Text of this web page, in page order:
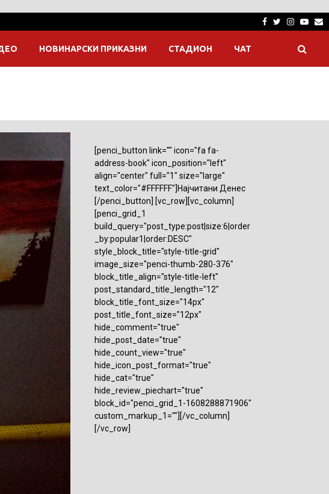
Facebook
Twitter
НОВИНАРСКИ ПРИКАЗНИ СТАДИОН ЧАТ
[penci_button link="" icon="fa fa-
address-book" icon_position="left"
align="center" full="1" size="large"
text_color="#FFFFFF"]Најчитани Денес
[/penci_button] [vc_row][vc_column]
[penci_grid_1
build_query="post_type:post|size:6|order
_by:popular1|order:DESC"
style_block_title="style-title-grid"
image_size="penci-thumb-280-376"
block_title_align="style-title-left"
post_standard_title_length="12"
block_title_font_size="14px"
post_title_font_size="12px"
hide_comment="true"
hide_post_date="true"
hide_count_view="true"
hide_icon_post_format="true"
hide_cat="true"
hide_review_piechart="true"
block_id="penci_grid_1-1608288871906"
custom_markup_1=""][/vc_column]
[/vc_row]